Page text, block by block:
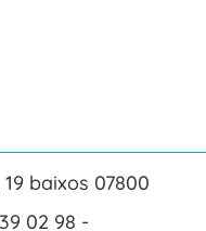
baixos 07800
02 98 -